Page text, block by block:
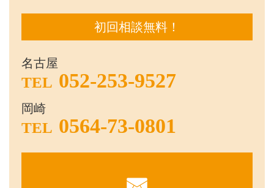
初回相談無料！
名古屋
TEL 052-253-9527
岡崎
TEL 0564-73-0801